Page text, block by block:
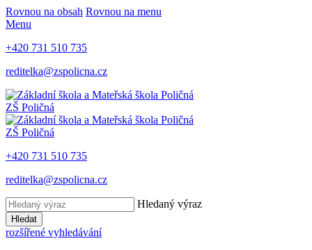
Rovnou na obsah Rovnou na menu
Menu
+420 731 510 735
reditelka@zspolicna.cz
ZŠ Poličná
ZŠ Poličná
+420 731 510 735
reditelka@zspolicna.cz
Hledaný výraz
Hledat
rozšířené vyhledávání